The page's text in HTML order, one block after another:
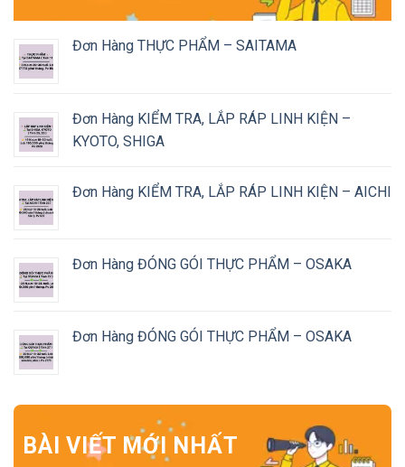
Đơn Hàng THỰC PHẨM – SAITAMA
Đơn Hàng KIỂM TRA, LẮP RÁP LINH KIỆN –
KYOTO, SHIGA
Đơn Hàng KIỂM TRA, LẮP RÁP LINH KIỆN – AICHI
Đơn Hàng ĐÓNG GÓI THỰC PHẨM – OSAKA
Đơn Hàng ĐÓNG GÓI THỰC PHẨM – OSAKA
BÀI VIẾT MỚI NHẤT